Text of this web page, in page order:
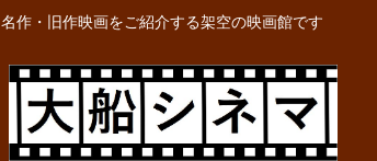
名作・旧作映画をご紹介する架空の映画館です